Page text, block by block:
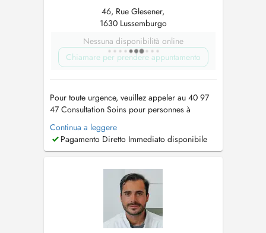
46, Rue Glesener,
1630 Lussemburgo
Nessuna disponibilità online
Chiamare per prendere appuntamento
Pour toute urgence, veuillez appeler au 40 97
47 Consultation Soins pour personnes à
besoins spécifiques ( handicap, enfants
difficiles) Détartrages / Surfaçages Soins
conservateurs Prothèse fixe (couronnes, inlays,
Continua a leggere
Pagamento Diretto Immediato disponibile